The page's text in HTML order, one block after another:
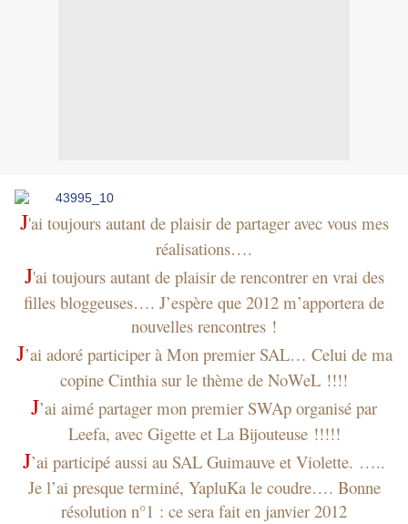
J'ai toujours autant de plaisir de partager avec vous mes
réalisations….
J'ai toujours autant de plaisir de rencontrer en vrai des
filles bloggeuses…. J’espère que 2012 m’apportera de
nouvelles rencontres !
J’ai adoré participer à Mon premier SAL… Celui de ma
copine Cinthia sur le thème de NoWeL !!!!
J’ai aimé partager mon premier SWAp organisé par
Leefa, avec Gigette et La Bijouteuse !!!!!
J’ai participé aussi au SAL Guimauve et Violette. …..
Je l’ai presque terminé, YapluKa le coudre…. Bonne
résolution n°1 : ce sera fait en janvier 2012